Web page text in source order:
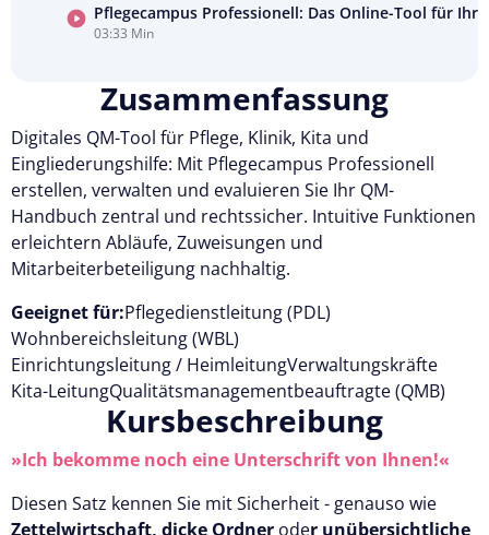
Pflegecampus Professionell: Das Online-Tool für Ihr
03:33 Min
Zusammenfassung
Digitales QM-Tool für Pflege, Klinik, Kita und
Eingliederungshilfe: Mit Pflegecampus Professionell
erstellen, verwalten und evaluieren Sie Ihr QM-
Handbuch zentral und rechtssicher. Intuitive Funktionen
erleichtern Abläufe, Zuweisungen und
Mitarbeiterbeteiligung nachhaltig.
Geeignet für:Pflegedienstleitung (PDL)
Wohnbereichsleitung (WBL)
Einrichtungsleitung / HeimleitungVerwaltungskräfte
Kita-LeitungQualitätsmanagementbeauftragte (QMB)
Kursbeschreibung
»Ich bekomme noch eine Unterschrift von Ihnen!«
Diesen Satz kennen Sie mit Sicherheit - genauso wie
Zettelwirtschaft, dicke Ordner oder unübersichtliche